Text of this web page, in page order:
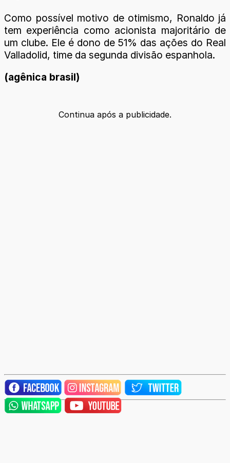
Como possível motivo de otimismo, Ronaldo já
tem experiência como acionista majoritário de
um clube. Ele é dono de 51% das ações do Real
Valladolid, time da segunda divisão espanhola.
(agênica brasil)
Continua após a publicidade.